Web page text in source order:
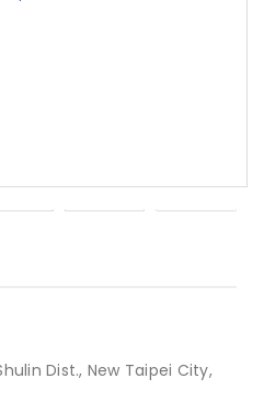
Dist., New Taipei City,